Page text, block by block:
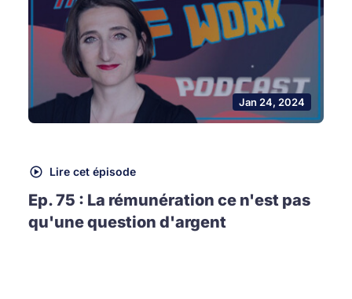
Jan 24, 2024
Lire cet épisode
Ep. 75 : La rémunération ce n'est pas
qu'une question d'argent